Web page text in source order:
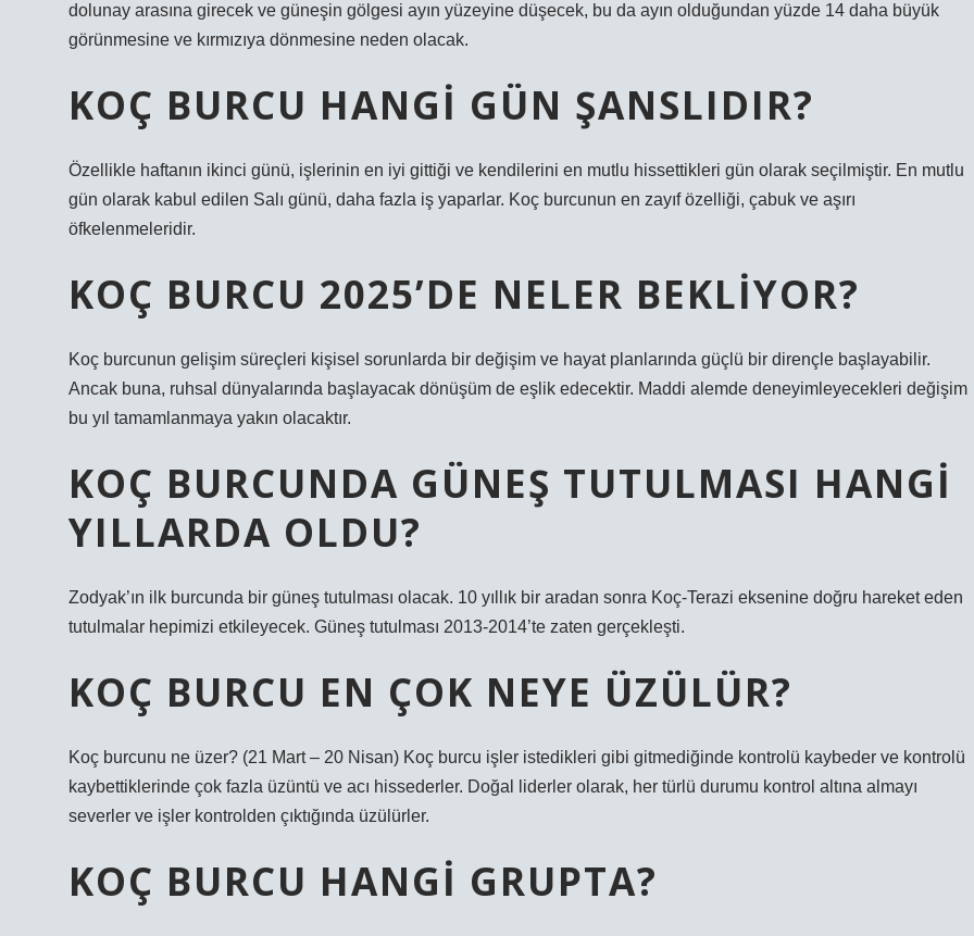
dolunay arasına girecek ve güneşin gölgesi ayın yüzeyine düşecek, bu da ayın olduğundan yüzde 14 daha büyük
görünmesine ve kırmızıya dönmesine neden olacak.
KOÇ BURCU HANGI GÜN ŞANSLIDIR?
Özellikle haftanın ikinci günü, işlerinin en iyi gittiği ve kendilerini en mutlu hissettikleri gün olarak seçilmiştir. En mutlu
gün olarak kabul edilen Salı günü, daha fazla iş yaparlar. Koç burcunun en zayıf özelliği, çabuk ve aşırı
öfkelenmeleridir.
KOÇ BURCU 2025’DE NELER BEKLIYOR?
Koç burcunun gelişim süreçleri kişisel sorunlarda bir değişim ve hayat planlarında güçlü bir dirençle başlayabilir.
Ancak buna, ruhsal dünyalarında başlayacak dönüşüm de eşlik edecektir. Maddi alemde deneyimleyecekleri değişim
bu yıl tamamlanmaya yakın olacaktır.
KOÇ BURCUNDA GÜNEŞ TUTULMASI HANGI
YILLARDA OLDU?
Zodyak’ın ilk burcunda bir güneş tutulması olacak. 10 yıllık bir aradan sonra Koç-Terazi eksenine doğru hareket eden
tutulmalar hepimizi etkileyecek. Güneş tutulması 2013-2014’te zaten gerçekleşti.
KOÇ BURCU EN ÇOK NEYE ÜZÜLÜR?
Koç burcunu ne üzer? (21 Mart – 20 Nisan) Koç burcu işler istedikleri gibi gitmediğinde kontrolü kaybeder ve kontrolü
kaybettiklerinde çok fazla üzüntü ve acı hissederler. Doğal liderler olarak, her türlü durumu kontrol altına almayı
severler ve işler kontrolden çıktığında üzülürler.
KOÇ BURCU HANGI GRUPTA?